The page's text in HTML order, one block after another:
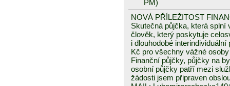
PM)
NOVÁ PŘÍLEŽITOST
Skutečná půjčka, která
člověk, který poskytuje
i dlouhodobé
Kč pro všechny vážné
Finanční půjčky, půjčky na
osobní půjčky patří mezi
žádosti jsem připraven